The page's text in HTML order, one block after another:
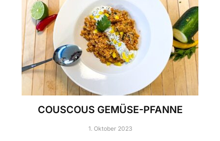
COUSCOUS GEMÜSE-PFANNE
1. Oktober 2023